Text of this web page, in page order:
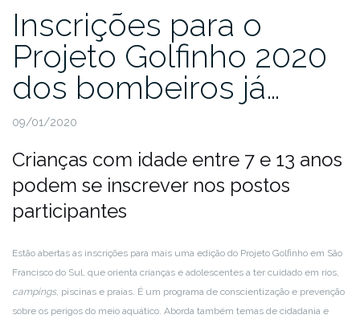
Inscrições para o
Projeto Golfinho 2020
dos bombeiros já…
09/01/2020
Crianças com idade entre 7 e 13 anos
podem se inscrever nos postos
participantes
Estão abertas as inscrições para mais uma edição do Projeto Golfinho em São
Francisco do Sul, que orienta crianças e adolescentes a ter cuidado em rios,
campings, piscinas e praias. É um programa de conscientização e prevenção
sobre os perigos do meio aquático. Aborda também temas de cidadania e